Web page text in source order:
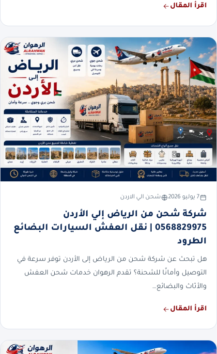
اقرأ المقال
7 يوليو 2026 شحن الي الاردن
شركة شحن من الرياض إلي الأردن
0568829975 | نقل العفش السيارات البضائع
الطرود
هل تبحث عن شركة شحن من الرياض إلى الأردن توفر سرعة في
التوصيل وأمانًا للشحنة؟ تقدم الرهوان خدمات شحن العفش
والأثاث والبضائع…
اقرأ المقال